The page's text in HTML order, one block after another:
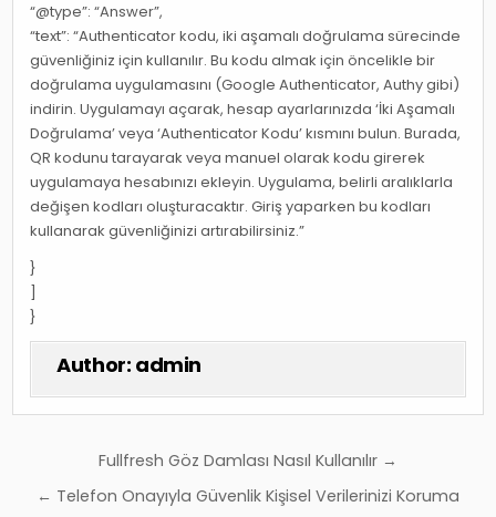
“@type”: “Answer”,
“text”: “Authenticator kodu, iki aşamalı doğrulama sürecinde
güvenliğiniz için kullanılır. Bu kodu almak için öncelikle bir
doğrulama uygulamasını (Google Authenticator, Authy gibi)
indirin. Uygulamayı açarak, hesap ayarlarınızda ‘İki Aşamalı
Doğrulama’ veya ‘Authenticator Kodu’ kısmını bulun. Burada,
QR kodunu tarayarak veya manuel olarak kodu girerek
uygulamaya hesabınızı ekleyin. Uygulama, belirli aralıklarla
değişen kodları oluşturacaktır. Giriş yaparken bu kodları
kullanarak güvenliğinizi artırabilirsiniz.”
}
]
}
Author: admin
gezinmesi
Fullfresh Göz Damlası Nasıl Kullanılır →
← Telefon Onayıyla Güvenlik Kişisel Verilerinizi Koruma